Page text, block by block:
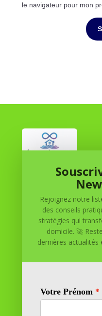
le navigateur pour mon
Réussite à Domicile
Réussite à Domicile est
pour atteindre vos
maison. Nous offrons
vous aider à réussir.
Rejoignez notre
des conseils
stratégies qui
domicile. 🚀
dernières actualités